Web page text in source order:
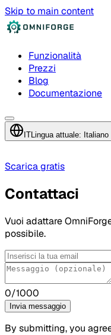
Skip to main content
Funzionalità
Prezzi
Blog
Documentazione
ITLingua attuale: Italiano
Scarica gratis
Contattaci
Vuoi adattare
possibile.
0/1000
Invia messaggio
By submitting, you